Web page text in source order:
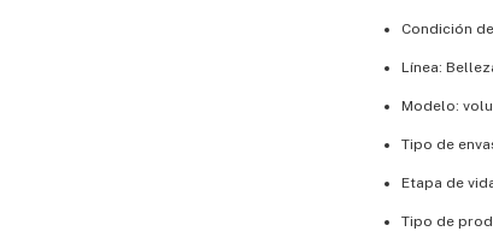
Condición
Línea:
Modelo:
Tipo de
Etapa de
Tipo de